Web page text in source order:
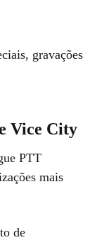
gravações
Vice City
PTT
mais
de